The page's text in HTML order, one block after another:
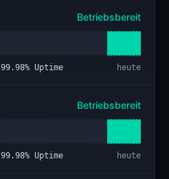
Betriebsbereit
99.98% Uptime heute
Betriebsbereit
99.98% Uptime heute